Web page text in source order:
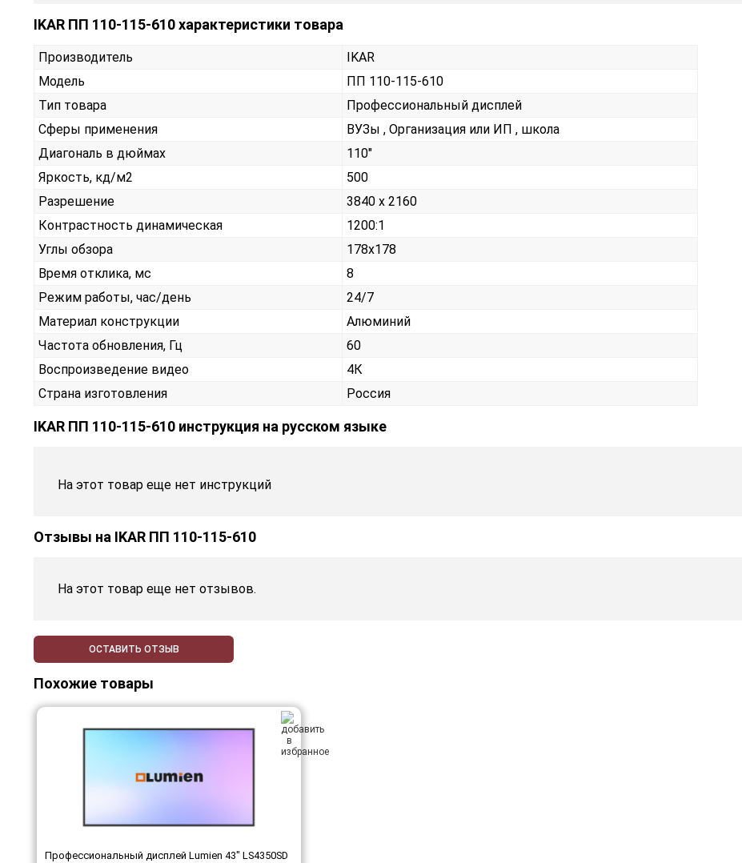
IKAR ПП 110-115-610 характеристики товара
Производитель
IKAR
Модель
ПП 110-115-610
Тип товара
Профессиональный дисплей
Сферы применения
ВУЗы , Организация или ИП , школа
Диагональ в дюймах
110"
Яркость, кд/м2
500
Разрешение
3840 x 2160
Контрастность динамическая
1200:1
Углы обзора
178x178
Время отклика, мс
8
Режим работы, час/день
24/7
Материал конструкции
Алюминий
Частота обновления, Гц
60
Воспроизведение видео
4К
Страна изготовления
Россия
IKAR ПП 110-115-610 инструкция на русском языке
На этот товар еще нет инструкций
Отзывы на IKAR ПП 110-115-610
На этот товар еще нет отзывов.
ОСТАВИТЬ ОТЗЫВ
Похожие товары
Профессиональный дисплей Lumien 43" LS4350SD